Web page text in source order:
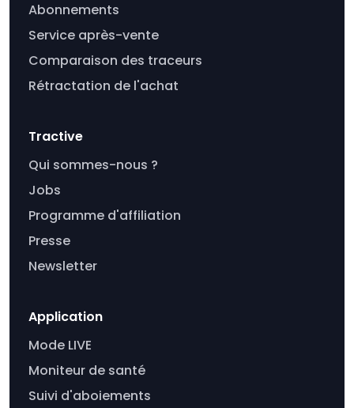
Abonnements
Service après-vente
Comparaison des traceurs
Rétractation de l'achat
Tractive
Qui sommes-nous ?
Jobs
Programme d'affiliation
Presse
Newsletter
Application
Mode LIVE
Moniteur de santé
Suivi d'aboiements